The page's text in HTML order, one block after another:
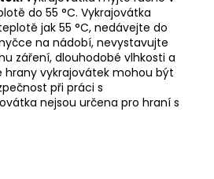
do 55 °C. Vykrajovátka
jak 55 °C, nedávejte do
na nádobí, nevystavujte
záření, dlouhodobé vlhkosti a
hrany vykrajovátek mohou být
při práci s
nejsou určena pro hraní s